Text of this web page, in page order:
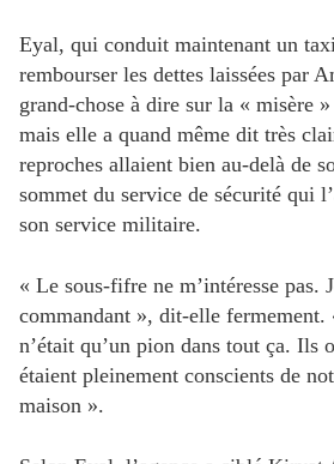
Eyal, qui conduit maintenant un
rembourser les dettes laissées par
grand-chose à dire sur la « misère
mais elle a quand même dit très
reproches allaient bien au-delà de
sommet du service de sécurité qui
son service militaire.
« Le sous-fifre ne m’intéresse pas.
commandant », dit-elle
n’était qu’un pion dans tout ça. Ils
étaient pleinement conscients de
maison ».